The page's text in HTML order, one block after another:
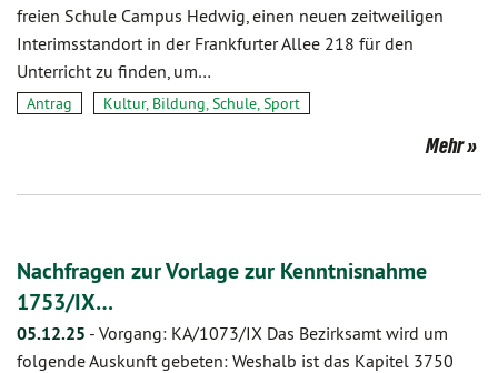
freien Schule Campus Hedwig, einen neuen zeitweiligen
Interimsstandort in der Frankfurter Allee 218 für den
Unterricht zu finden, um…
Antrag Kultur, Bildung, Schule, Sport
Mehr
Nachfragen zur Vorlage zur Kenntnisnahme
1753/IX…
05.12.25 - Vorgang: KA/1073/IX Das Bezirksamt wird um
folgende Auskunft gebeten: Weshalb ist das Kapitel 3750